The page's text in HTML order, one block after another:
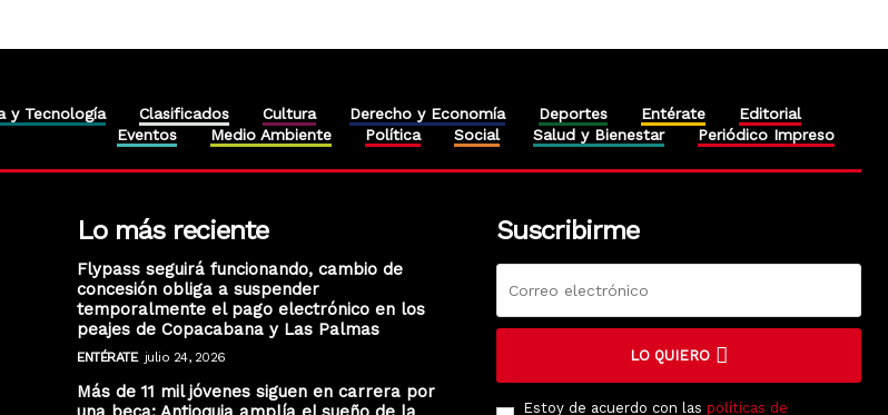
y Tecnología Clasificados Cultura Derecho y Economía Deportes Entérate
Editorial
Eventos
Medio Ambiente Política Social Salud y Bienestar Periódico Impreso
Lo más reciente
Flypass seguirá funcionando, cambio de
concesión obliga a suspender
temporalmente el pago electrónico en los
peajes de Copacabana y Las Palmas
ENTÉRATE julio 24, 2026
Más de 11 mil jóvenes siguen en carrera por
Suscribirme
LO QUIERO
Estoy de acuerdo con las políticas de